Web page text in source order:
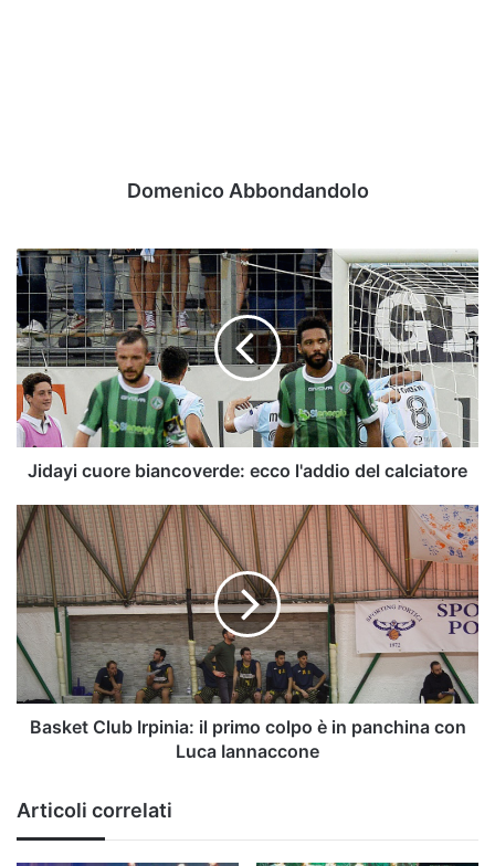
Domenico Abbondandolo
Jidayi
cuore
biancoverde:
ecco
l'addio
del
calciatore
Jidayi cuore biancoverde: ecco l'addio del calciatore
Basket
Club
Irpinia:
il
primo
colpo
è
panchina
conBasket Club Irpinia: il primo colpo è in panchina con
Luca Iannaccone
Articoli correlati